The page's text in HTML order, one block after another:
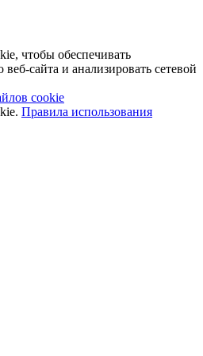
чтобы обеспечивать
сайта и анализировать сетевой
cookie
Правила использования